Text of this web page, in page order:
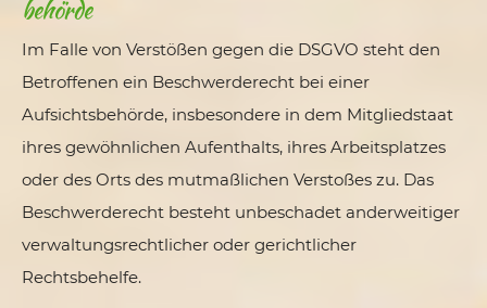
behörde
Im Falle von Verstößen gegen die DSGVO steht den
Betroffenen ein Beschwerderecht bei einer
Aufsichtsbehörde, insbesondere in dem Mitgliedstaat
ihres gewöhnlichen Aufenthalts, ihres Arbeitsplatzes
oder des Orts des mutmaßlichen Verstoßes zu. Das
Beschwerderecht besteht unbeschadet anderweitiger
verwaltungsrechtlicher oder gerichtlicher
Rechtsbehelfe.